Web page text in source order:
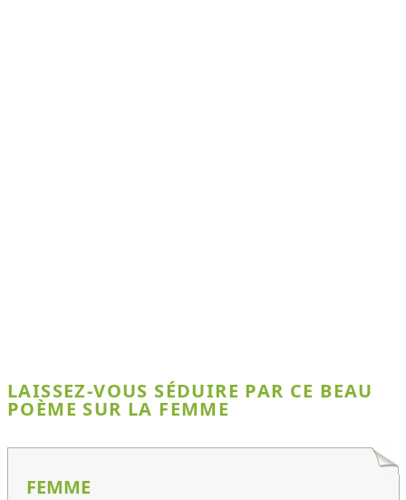
LAISSEZ-VOUS SÉDUIRE PAR CE BEAU
POÈME SUR LA FEMME
FEMME